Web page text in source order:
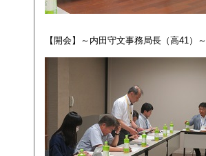
【開会】～内田守文事務局長（高41）～